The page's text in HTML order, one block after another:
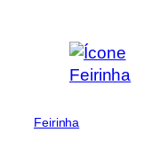
conteúdo
Feirinha